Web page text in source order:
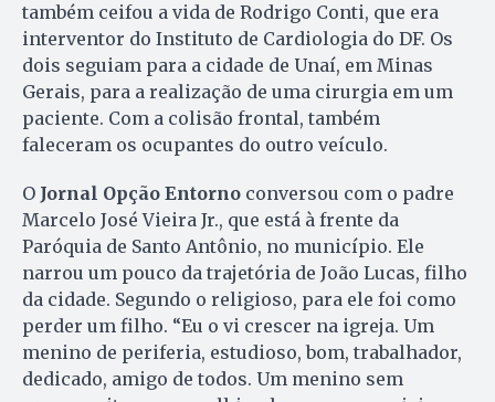
também ceifou a vida de Rodrigo Conti, que era
interventor do Instituto de Cardiologia do DF. Os
dois seguiam para a cidade de Unaí, em Minas
Gerais, para a realização de uma cirurgia em um
paciente. Com a colisão frontal, também
faleceram os ocupantes do outro veículo.
O Jornal Opção Entorno conversou com o padre
Marcelo José Vieira Jr., que está à frente da
Paróquia de Santo Antônio, no município. Ele
narrou um pouco da trajetória de João Lucas, filho
da cidade. Segundo o religioso, para ele foi como
perder um filho. “Eu o vi crescer na igreja. Um
menino de periferia, estudioso, bom, trabalhador,
dedicado, amigo de todos. Um menino sem